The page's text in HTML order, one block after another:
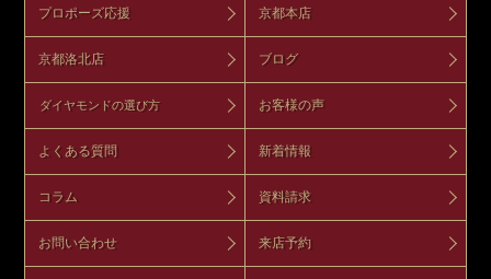
プロポーズ応援 京都本店
京都洛北店 ブログ
ダイヤモンドの選び方 お客様の声
よくある質問 新着情報
コラム 資料請求
お問い合わせ 来店予約